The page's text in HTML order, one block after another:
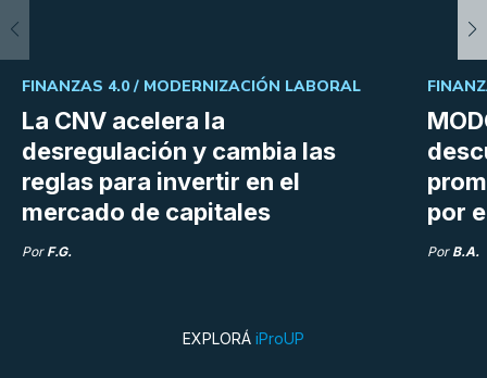
La CNV acelera la
desregulación y cambia las
reglas para invertir en el
mercado de capitales
FINANZAS 4.0 / MODERNIZACIÓN LABORAL
Por F.G.
por
Por B.A.
EXPLORÁ iProUP